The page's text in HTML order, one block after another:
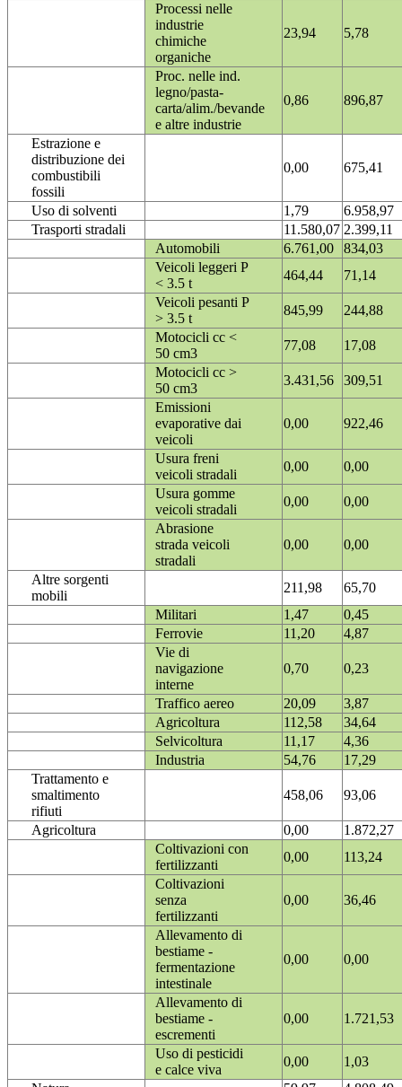
Processi nelle
industrie
chimiche
organiche
23,94 5,78
Proc. nelle ind.
legno/pasta-
carta/alim./bevande
e altre industrie
0,86 896,87
Estrazione e
distribuzione dei
combustibili
fossili
0,00 675,41
Uso di solventi 1,79
6.958,97
Trasporti stradali
11.580,07 2.399,11
Automobili
6.761,00
834,03
Veicoli leggeri P
< 3.5 t
464,44
71,14
Veicoli pesanti P
> 3.5 t
845,99
244,88
Motocicli cc <
50 cm3
77,08
17,08
Motocicli cc >
50 cm3
3.431,56
309,51
Emissioni
evaporative dai
veicoli
0,00 922,46
Usura freni
veicoli stradali
0,00
0,00
Usura gomme
veicoli stradali
0,00
0,00
Abrasione
strada veicoli
stradali
0,00 0,00
Altre sorgenti
mobili
211,98
65,70
Militari
1,47
0,45
Ferrovie
11,20
4,87
Vie di
navigazione
interne
0,70 0,23
Traffico aereo 20,09
3,87
Agricoltura
112,58
34,64
Selvicoltura
11,17
4,36
Industria
54,76
17,29
Trattamento e
smaltimento
rifiuti
458,06 93,06
Agricoltura 0,00
1.872,27
Coltivazioni con
fertilizzanti
0,00
113,24
Coltivazioni
senza
fertilizzanti
0,00 36,46
Allevamento di
bestiame -
fermentazione
intestinale
0,00 0,00
Allevamento di
bestiame -
escrementi
0,00 1.721,53
Uso di pesticidi
e calce viva
0,00
1,03